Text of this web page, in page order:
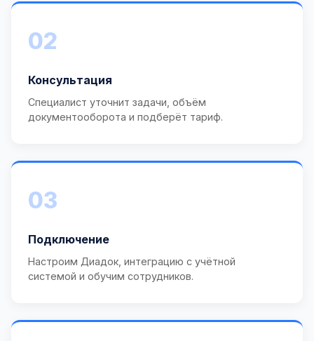
02
Консультация
Специалист уточнит задачи, объём
документооборота и подберёт тариф.
03
Подключение
Настроим Диадок, интеграцию с учётной
системой и обучим сотрудников.